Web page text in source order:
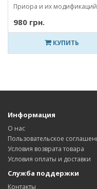
Приора и их
980 грн.
КУПИТЬ
Информация
О нас
Пользовательское
Условия возврата товара
Условия оплаты и доставки
Служба поддержки
Контакты